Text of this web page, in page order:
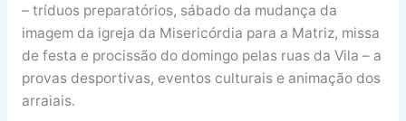
– tríduos preparatórios, sábado da mudança da
imagem da igreja da Misericórdia para a Matriz, missa
de festa e procissão do domingo pelas ruas da Vila – a
provas desportivas, eventos culturais e animação dos
arraiais.